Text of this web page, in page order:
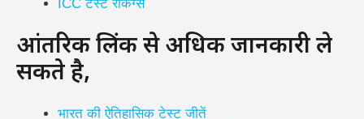
ICC टेस्ट रैंकिंग्स
आंतरिक लिंक से अधिक जानकारी ले
सकते है,
भारत की ऐतिहासिक टेस्ट जीतें